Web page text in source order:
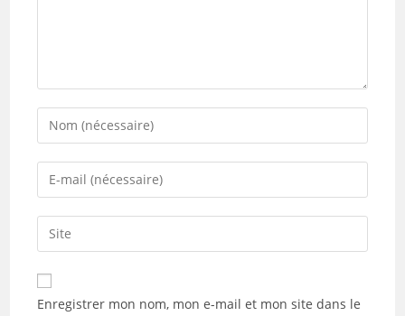
Enter
your
name
comment
Enter
your
email
address
comment
Saisir
l’URL
de
votre
Enregistrer mon nom, mon e-mail et mon site dans le